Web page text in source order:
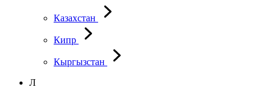
Казахстан
Кипр
Кыргызстан
Л